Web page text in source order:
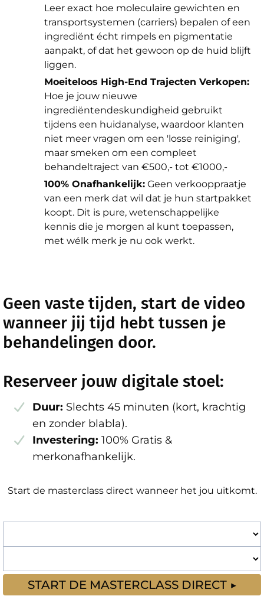
Leer exact hoe moleculaire gewichten en
transportsystemen (carriers) bepalen of een
ingrediënt écht rimpels en pigmentatie
aanpakt, of dat het gewoon op de huid blijft
liggen.
Moeiteloos High-End Trajecten Verkopen:
Hoe je jouw nieuwe
ingrediëntendeskundigheid gebruikt
tijdens een huidanalyse, waardoor klanten
niet meer vragen om een 'losse reiniging',
maar smeken om een compleet
behandeltraject van €500,- tot €1000,-
100% Onafhankelijk: Geen verkooppraatje
van een merk dat wil dat je hun startpakket
koopt. Dit is pure, wetenschappelijke
kennis die je morgen al kunt toepassen,
met wélk merk je nu ook werkt.
Geen vaste tijden, start de video
wanneer jij tijd hebt tussen je
behandelingen door.
Reserveer jouw digitale stoel:
Duur: Slechts 45 minuten (kort, krachtig
en zonder blabla).
Investering: 100% Gratis &
merkonafhankelijk.
Start de masterclass direct wanneer het jou uitkomt.
START DE MASTERCLASS DIRECT ▶️